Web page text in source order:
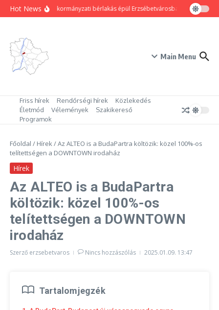
Ugrás a tartalomhoz
Hot News80 új önkormányzati bérlakás épül Erzsébetvárosban Hogyan
Main Menu
Friss hírek Rendőrségi hírek
Közlekedés
Életmód
Vélemények
Szakikereső
Programok
Főoldal / Hírek/Az ALTEO is a BudaPartra költözik: közel 100%-os
telítettségen a DOWNTOWN irodaház
Hírek
Az ALTEO is a BudaPartra
költözik: közel 100%-os
telítettségen a DOWNTOWN
irodaház
Szerző erzsebetvaros Nincs hozzászólás 2025.01.09. 13:47
Tartalomjegzék